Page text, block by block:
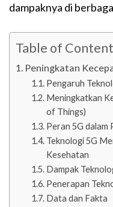
dampaknya di
Table of
Peningkatan
Pengaruh
Meningkatkan
of Things)
Peran 5G dalam
Teknologi 5G
Kesehatan
Dampak
Penerapan
Data dan Fakta